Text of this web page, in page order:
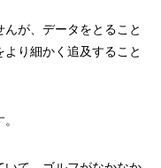
が、データをとること
り細かく追及すること